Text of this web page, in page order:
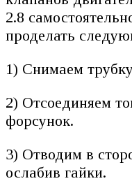
2.8
проделать
1) Снимаем
2) Отсоединяем
форсунок.
3) Отводим в
ослабив гайки.